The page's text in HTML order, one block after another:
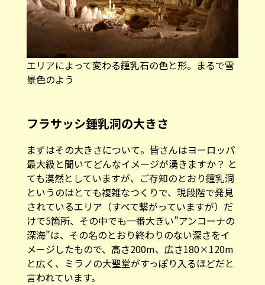
エリアによって変わる鍾乳石の色と形。まるで雪
景色のよう
フラサッシ鍾乳洞の大きさ
まずはその大きさについて。皆さんはヨーロッパ
最大級と聞いてどんなイメージが湧きますか？ と
ても漠然としていますが、ご存知のとおり鍾乳洞
というのはとても複雑なつくりで、現段階で発見
されているエリア（すべて繋がっていますが）だ
けで5箇所、その中でも一番大きい”アンコーナの
深海”は、その名のとおり終わりのない深さをイ
メージしたもので、高さ200m、広さ180×120m
と広く、ミラノの大聖堂がすっぽり入るほどだと
言われています。